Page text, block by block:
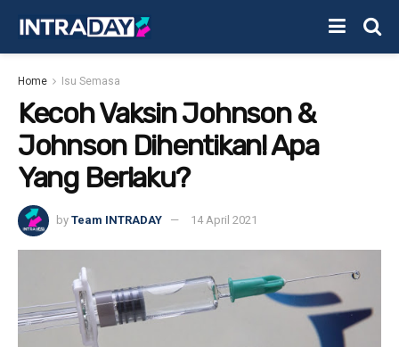
Home Isu Semasa
Kecoh Vaksin Johnson &
Johnson Dihentikan! Apa
Yang Berlaku?
by Team INTRADAY 14 April 2021